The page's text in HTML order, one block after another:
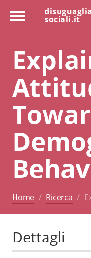
sociali.it
Home Ricerca
Dettagli